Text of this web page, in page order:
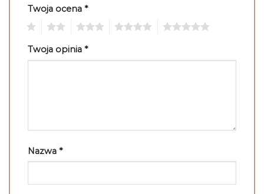
Twoja ocena *
Twoja opinia *
Nazwa *